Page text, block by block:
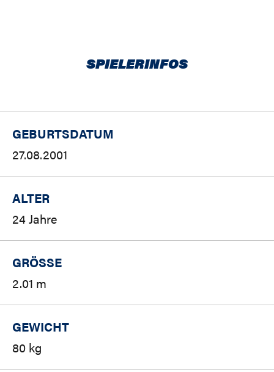
SPIELERINFOS
GEBURTSDATUM
27.08.2001
ALTER
24 Jahre
GRÖSSE
2.01 m
GEWICHT
80 kg